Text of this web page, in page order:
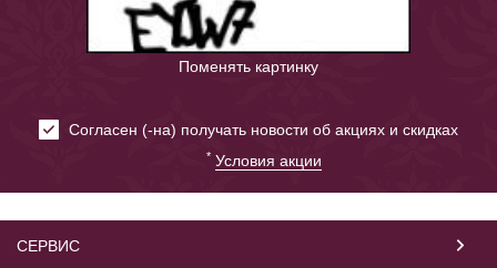
Поменять картинку
Cогласен (-на) получать новости об акциях и скидках
* Условия акции
СЕРВИС